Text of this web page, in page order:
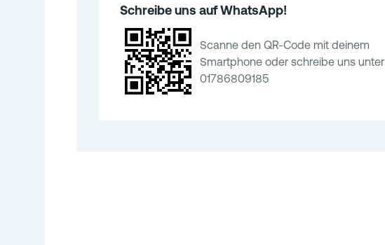
Schreibe uns auf WhatsApp!
Scanne den QR-Code mit deinem
Smartphone oder schreibe uns unter
01786809185